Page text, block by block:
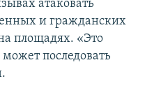
атаковать
и гражданских
площадях. «Это
последовать